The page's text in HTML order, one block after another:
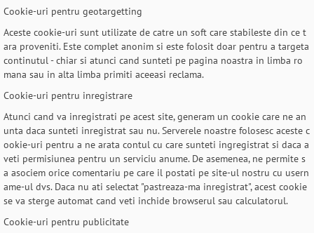
Cookie-uri pentru geotargetting
Aceste cookie-uri sunt utilizate de catre un soft care stabileste din ce t
ara proveniti. Este complet anonim si este folosit doar pentru a targeta
continutul - chiar si atunci cand sunteti pe pagina noastra in limba ro
mana sau in alta limba primiti aceeasi reclama.
Cookie-uri pentru inregistrare
Atunci cand va inregistrati pe acest site, generam un cookie care ne an
unta daca sunteti inregistrat sau nu. Serverele noastre folosesc aceste c
ookie-uri pentru a ne arata contul cu care sunteti ingregistrat si daca a
veti permisiunea pentru un serviciu anume. De asemenea, ne permite s
a asociem orice comentariu pe care il postati pe site-ul nostru cu usern
ame-ul dvs. Daca nu ati selectat "pastreaza-ma inregistrat", acest cookie
se va sterge automat cand veti inchide browserul sau calculatorul.
Cookie-uri pentru publicitate